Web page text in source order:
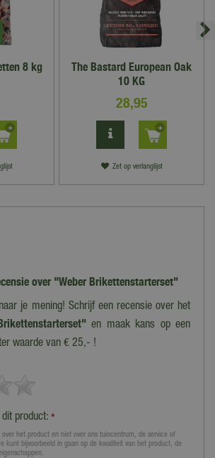
8 kg
The Bastard European Oak
10 KG
28,95
Zet op verlanglijst
over "Weber Brikettenstarterset"
je mening! Schrijf een recensie over het
en maak kans op een
waarde van € 25,- !
product: *
over het product en niet over ons tuincentrum, de service of
kunt bijvoorbeeld in gaan op de kwaliteit van het product, de